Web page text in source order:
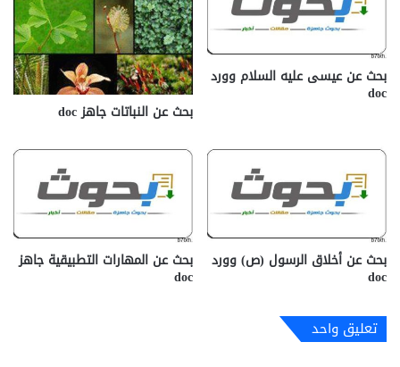
بحث عن عيسى عليه السلام وورد
doc
بحث عن النباتات جاهز doc‎
بحث عن أخلاق الرسول (ص) وورد
doc
بحث عن المهارات التطبيقية جاهز
doc‎
تعليق واحد